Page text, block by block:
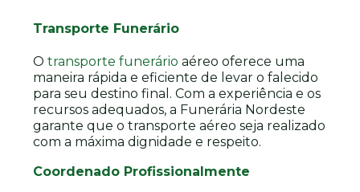
Transporte Funerário
O transporte funerário aéreo oferece uma
maneira rápida e eficiente de levar o falecido
para seu destino final. Com a experiência e os
recursos adequados, a Funerária Nordeste
garante que o transporte aéreo seja realizado
com a máxima dignidade e respeito.
Coordenado Profissionalmente